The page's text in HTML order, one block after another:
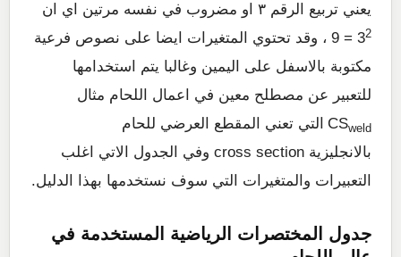
يعني تربيع الرقم ٣ او مضروب في نفسه مرتين اي ان
32
= 9 ، وقد تحتوي المتغيرات ايضا على نصوص فرعية
مكتوبة بالاسفل على اليمين وغالبا يتم استخدامها
للتعبير عن مصطلح معين في اعمال اللحام مثال
CSweld
التي تعني المقطع العرضي للحام
بالانجليزية cross section وفي الجدول الاتي اغلب
التعبيرات والمتغيرات التي سوف نستخدمها بهذا الدليل.
جدول المختصرات الرياضية المستخدمة في